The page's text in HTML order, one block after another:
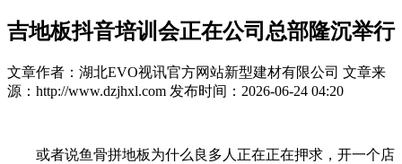
吉地板抖音培训会正在公司总部隆沉举行
文章作者：湖北EVO视讯官方网站新型建材有限公司 文章来
源：http://www.dzjhxl.com 发布时间：2026-06-24 04:20
或者说鱼骨拼地板为什么良多人正在正在押求，开一个店